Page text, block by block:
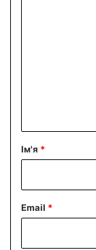
рІм'я *
Email *